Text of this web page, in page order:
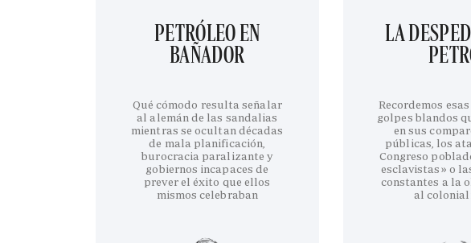
PETRÓLEO EN
BAÑADOR
Qué cómodo resulta señalar
al alemán de las sandalias
mientras se ocultan décadas
de mala planificación,
burocracia paralizante y
gobiernos incapaces de
prever el éxito que ellos
mismos celebraban
LA
Recordemos
golpes blandos
en sus
públicas, los
Congreso
esclavistas» o
constantes a la
al